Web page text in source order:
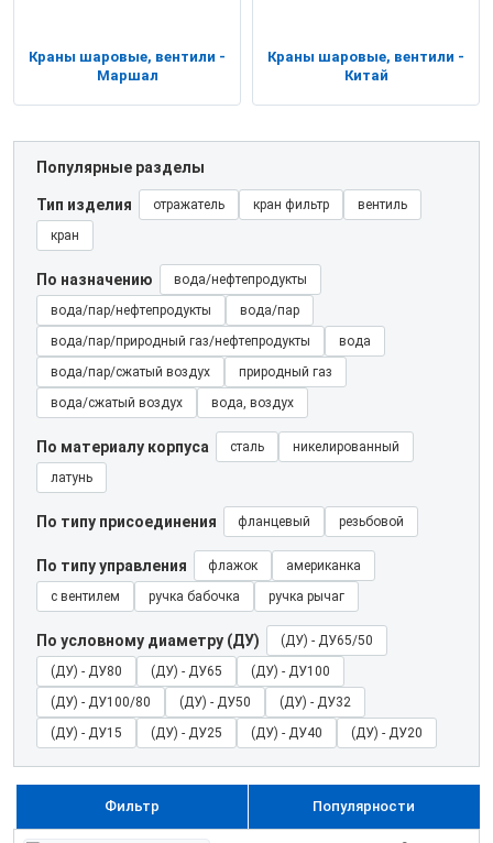
Краны шаровые, вентили -
Маршал
Краны шаровые, вентили -
Китай
Популярные разделы
Тип изделия отражатель кран фильтр
вентиль
кран
По назначению
вода/нефтепродукты
вода/пар/нефтепродукты
вода/пар
вода/пар/природный газ/нефтепродукты
вода
вода/пар/сжатый воздух
природный газ
вода/сжатый воздух
вода, воздух
По материалу корпуса сталь
никелированный
латунь
По типу присоединения фланцевый резьбовой
По типу управления флажок
американка
с вентилем
ручка бабочка ручка рычаг
По условному диаметру (ДУ)
(ДУ) - ДУ65/50
(ДУ) - ДУ80
(ДУ) - ДУ65
(ДУ) - ДУ100
(ДУ) - ДУ100/80
(ДУ) - ДУ50
(ДУ) - ДУ32
(ДУ) - ДУ15
(ДУ) - ДУ25 (ДУ) - ДУ40 (ДУ) - ДУ20
Популярности
Фильтр